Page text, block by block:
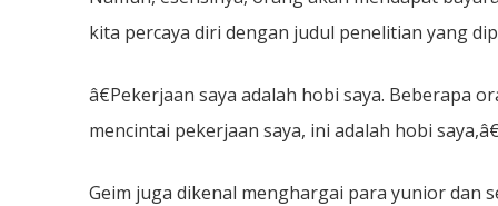
kita percaya diri dengan judul penelitian yang
â€Pekerjaan saya adalah hobi saya. Beberapa
mencintai pekerjaan saya, ini adalah hobi
Geim juga dikenal menghargai para yunior dan